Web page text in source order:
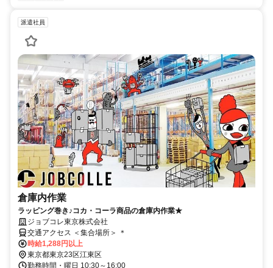
派遣社員
倉庫内作業
ラッピング巻き♪コカ・コーラ商品の倉庫内作業★
ジョブコレ東京株式会社
交通アクセス ＜集合場所＞ ＊
時給1,288円以上
東京都東京23区江東区
勤務時間・曜日 10:30～16:00